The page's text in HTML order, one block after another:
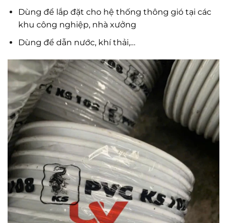
Dùng để lắp đặt cho hệ thống thông gió tại các
khu công nghiệp, nhà xưởng
Dùng để dẫn nước, khí thải,…